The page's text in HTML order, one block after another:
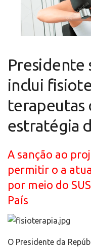
Presidente
inclui
terapeutas
estratégia
A sanção ao
permitir o a
por meio do
País
O Presidente da